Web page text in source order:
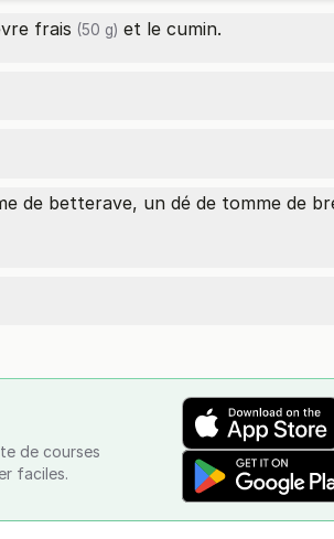
frais (50 g) et le cumin.
de betterave, un dé de tomme de
de courses
faciles.